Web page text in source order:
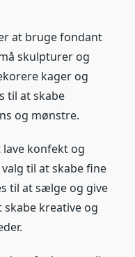
at bruge fondant
skulpturer og
kager og
til at skabe
og mønstre.
konfekt og
til at skabe fine
til at sælge og give
kreative og